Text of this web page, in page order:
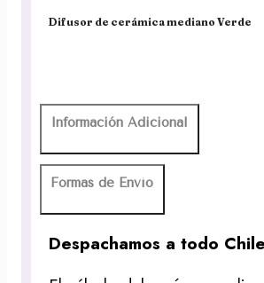
Difusor de cerámica mediano Verde
Información Adicional
Formas de Envío
Despachamos a todo Chile